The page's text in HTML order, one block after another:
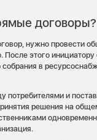
договоры?
нужно провести
После этого
в
потребителями и
решения на